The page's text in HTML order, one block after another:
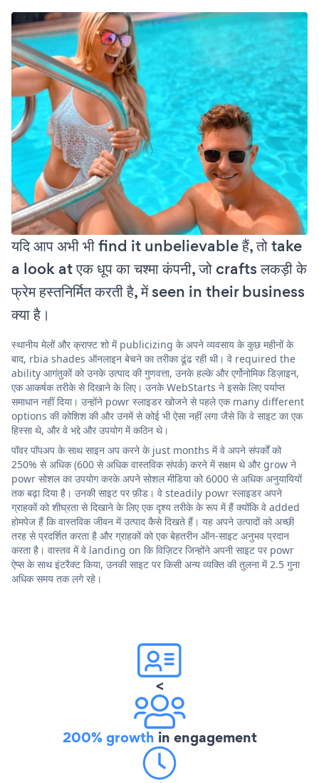
यदि आप अभी भी find it unbelievable हैं, तो take
a look at एक धूप का चश्मा कंपनी, जो crafts लकड़ी के
फ्रेम हस्तनिर्मित करती है, में seen in their business
क्या है।
स्थानीय मेलों और क्राफ्ट शो में publicizing के अपने व्यवसाय के कुछ महीनों के
बाद, rbia shades ऑनलाइन बेचने का तरीका ढूंढ रही थी। वे required the
ability आगंतुकों को उनके उत्पाद की गुणवत्ता, उनके हल्के और एर्गोनोमिक डिज़ाइन,
एक आकर्षक तरीके से दिखाने के लिए। उनके WebStarts ने इसके लिए पर्याप्त
समाधान नहीं दिया। उन्होंने powr स्लाइडर खोजने से पहले एक many different
options की कोशिश की और उनमें से कोई भी ऐसा नहीं लगा जैसे कि वे साइट का एक
हिस्सा थे, और वे भद्दे और उपयोग में कठिन थे।
पॉवर पॉपअप के साथ साइन अप करने के just months में वे अपने संपर्कों को
250% से अधिक (600 से अधिक वास्तविक संपर्क) करने में सक्षम थे और grow ने
powr सोशल का उपयोग करके अपने सोशल मीडिया को 6000 से अधिक अनुयायियों
तक बढ़ा दिया है। उनकी साइट पर फ़ीड। वे steadily powr स्लाइडर अपने
ग्राहकों को शीघ्रता से दिखाने के लिए एक दृश्य तरीके के रूप में हैं क्योंकि वे added
होमपेज हैं कि वास्तविक जीवन में उत्पाद कैसे दिखते हैं। यह अपने उत्पादों को अच्छी
तरह से प्रदर्शित करता है और ग्राहकों को एक बेहतरीन ऑन-साइट अनुभव प्रदान
करता है। वास्तव में वे landing on कि विज़िटर जिन्होंने अपनी साइट पर powr
ऐप्स के साथ इंटरैक्ट किया, उनकी साइट पर किसी अन्य व्यक्ति की तुलना में 2.5 गुना
अधिक समय तक लगे रहे।
<
200% growth in engagement